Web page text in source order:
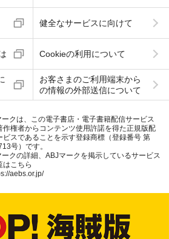
健全なサービスに向けて
Cookieの利用について
お客さまのご利用端末から
の情報の外部送信について
ークは、この電子書店・電子書籍配信サービス
作権者からコンテンツ使用許諾を得た正規版配
ビスであることを示す登録商標（登録番号 第
号）です。
ークの詳細、ABJマークを掲示しているサービス
はこちら
aebs.or.jp/